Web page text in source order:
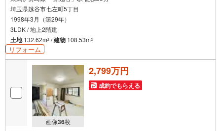
埼玉県越谷市七左町5丁目
1998年3月（築29年）
3LDK / 地上2階建
土地132.62m2 /建物 108.53m2
リフォーム
画像36枚
2,799万円
成約でもらえる